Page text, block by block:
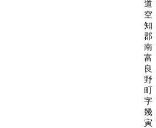
道
空
知
郡
南
富
良
野
町
字
幾
寅